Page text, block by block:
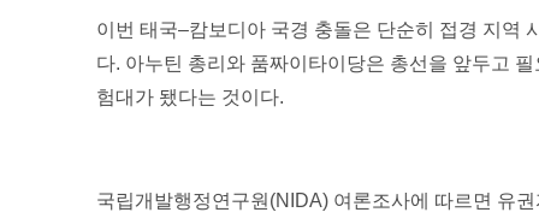
이번 태국–캄보디아 국경 충돌은 단순히 접경 지역
다. 아누틴 총리와 품짜이타이당은 총선을 앞두고
험대가 됐다는 것이다.
국립개발행정연구원(NIDA) 여론조사에 따르면 유